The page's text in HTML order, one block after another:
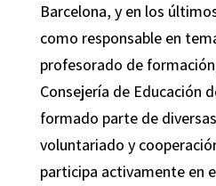
Barcelona, y en los
como responsable en
profesorado de
Consejería de Educación
formado parte de
voluntariado y
participa activamente en